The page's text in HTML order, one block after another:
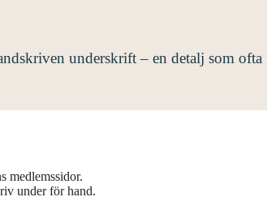
underskrift – en detalj som
medlemssidor.
under för hand.